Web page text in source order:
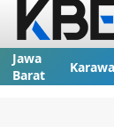
Jawa
Barat